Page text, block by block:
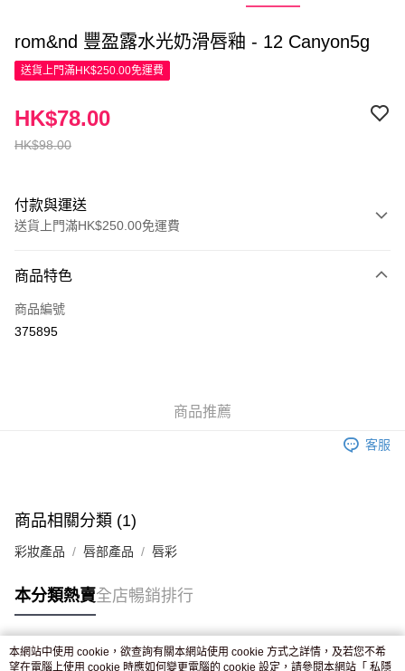
rom&nd 豐盈露水光奶滑唇釉 - 12 Canyon5g
送貨上門滿HK$250.00免運費
HK$98.00
HK$78.00
付款與運送
送貨上門滿HK$250.00免運費
信用卡
Apple Pay
付款後門市自取，訂單確認後2-4個工作天到店，7天內取。逾期後
商品特色
商品編號
375895
商品推薦
客服
商品相關分類 (1)
彩妝產品 唇部產品 唇彩
本分類熱賣全店暢銷排行
熱門標籤
本網站中使用 cookie，欲查詢有關本網站使用 cookie 方式之詳情，及若您不希
望在電腦上使用 cookie 時應如何變更電腦的 cookie 設定，請參閱本網站「 私隱